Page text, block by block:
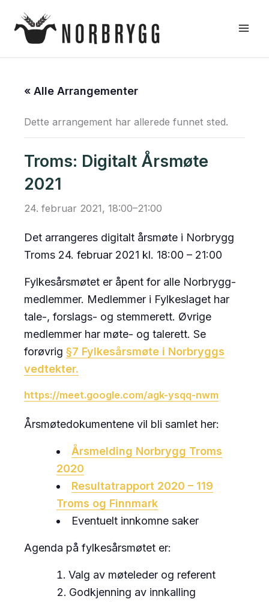
rett
« Alle Arrangementer
Dette arrangement har allerede funnet sted.
Troms: Digitalt Årsmøte
2021
24. februar 2021, 18:00–21:00
Det arrangeres digitalt årsmøte i Norbrygg
Troms 24. februar 2021 kl. 18:00 – 21:00
Fylkesårsmøtet er åpent for alle Norbrygg-
medlemmer. Medlemmer i Fylkeslaget har
tale-, forslags- og stemmerett. Øvrige
medlemmer har møte- og talerett. Se
forøvrig §7 Fylkesårsmøte i Norbryggs
vedtekter.
https://meet.google.com/agk-ysqq-nwm
Årsmøtedokumentene vil bli samlet her:
Årsmelding Norbrygg Troms
2020
Resultatrapport 2020 – 119
Troms og Finnmark
Eventuelt innkomne saker
Agenda på fylkesårsmøtet er:
Valg av møteleder og referent
Godkjenning av innkalling